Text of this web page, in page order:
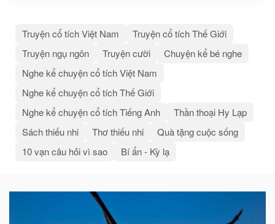
Truyện cổ tích Việt Nam
Truyện cổ tích Thế Giới
Truyện ngụ ngôn
Truyện cười
Chuyện kể bé nghe
Nghe kể chuyện cổ tích Việt Nam
Nghe kể chuyện cổ tích Thế Giới
Nghe kể chuyện cổ tích Tiếng Anh
Thần thoại Hy Lạp
Sách thiếu nhi
Thơ thiếu nhi
Quà tặng cuộc sống
10 vạn câu hỏi vì sao
Bí ẩn - Kỳ lạ
Bài